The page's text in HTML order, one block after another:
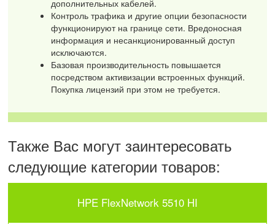
дополнительных кабелей.
Контроль трафика и другие опции безопасности
функционируют на границе сети. Вредоносная
информация и несанкционированный доступ
исключаются.
Базовая производительность повышается
посредством активизации встроенных функций.
Покупка лицензий при этом не требуется.
Также Вас могут заинтересовать
следующие категории товаров:
HPE FlexNetwork 5510 HI